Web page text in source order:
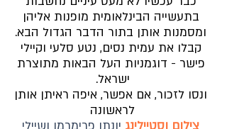
בתעשייה הבינלאומית מופנות אליהן
ומסמנות אותן בתור הדבר הגדול הבא.
קבלו את עמית נסים, נטע סלעי וקיילי
פישר - דוגמניות העל הבאות מתוצרת
ישראל.
ונסו לזכור, אם אפשר, איפה ראיתן אותן
לראשונה